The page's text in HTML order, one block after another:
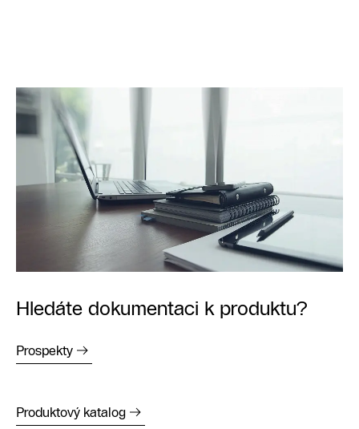
Hledáte dokumentaci k produktu?
Prospekty
Produktový katalog